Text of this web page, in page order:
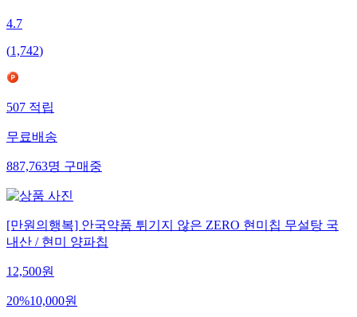
4.7
(1,742)
507적립
무료배송
887,763명구매중
[만원의행복] 안국약품 튀기지 않은 ZERO 현미칩 무설탕 국
내산 / 현미 양파칩
12,500원
20%10,000원